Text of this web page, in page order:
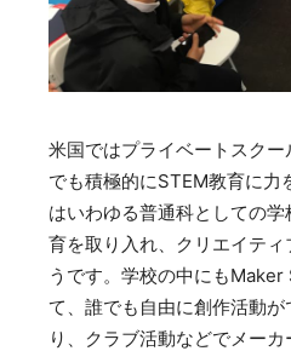
米国ではプライベートスク
でも積極的にSTEM教育に力
はいわゆる普通科としての
育を取り入れ、クリエイテ
うです。学校の中にも
て、誰でも自由に創作活動
り、クラブ活動などでメーカ